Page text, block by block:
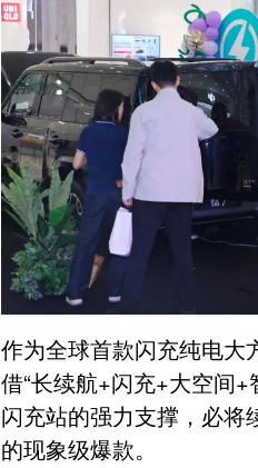
作为全球首款闪充纯电大
借“长续航+闪充+大空间
闪充站的强力支撑，必将
的现象级爆款。